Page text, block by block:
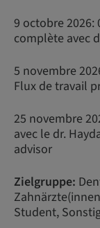
9 octobre 2026:
complète avec
5 novembre
Flux de travail
25 novembre
avec le dr.
advisor
Zielgruppe:
Student,